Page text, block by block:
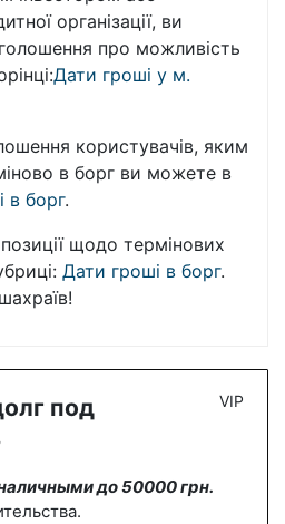
організації, ви
про можливість
Дати гроші у м.
користувачів, яким
в борг ви можете в
в борг.
щодо термінових
Дати гроші в борг.
под
до 50000 грн.
VIP